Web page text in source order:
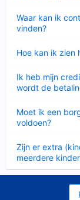
Waar kan ik
vinden?
Hoe kan ik zien
Ik heb mijn
wordt de
Moet ik een
voldoen?
Zijn er extra
meerdere